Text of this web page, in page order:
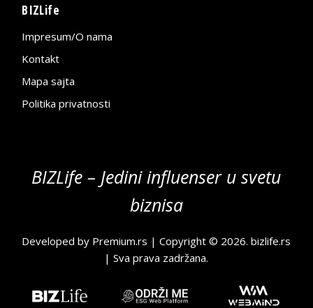
BIZLife
Impresum/O nama
Kontakt
Mapa sajta
Politika privatnosti
BIZLife – Jedini influenser u svetu
biznisa
Developed by Premium.rs | Copyright © 2026.bizlife.rs
| Sva prava zadržana.